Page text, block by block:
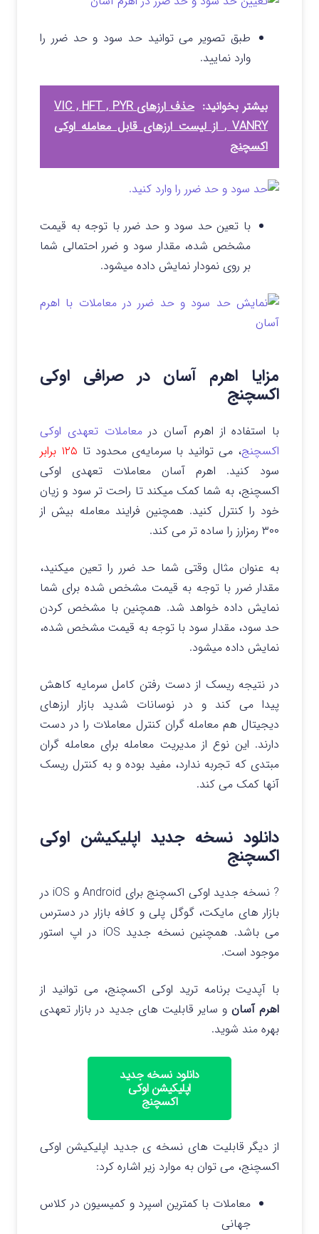
طبق تصویر می توانید حد سود و حد ضرر را
وارد نمایید.
بیشتر بخوانید:
حذف ارزهای VIC , HFT , PYR
, VANRY از لیست ارزهای قابل معامله اوکی
اکسچنج
با تعین حد سود و حد ضرر با توجه به قیمت
مشخص شده، مقدار سود و ضرر احتمالی شما
بر روی نمودار نمایش داده میشود.
مزایا اهرم آسان در صرافی اوکی
اکسچنج
با استفاده از اهرم آسان درمعاملات تعهدی اوکی
اکسچنج، می توانید با سرمایه‌ی محدود تا ۱۲۵ برابر
سود کنید. اهرم آسان معاملات تعهدی اوکی
اکسچنج، به شما کمک میکند تا راحت تر سود و زیان
خود را کنترل کنید. همچنین فرایند معامله بیش از
۳۰۰ رمزارز
را ساده تر می کند.
به عنوان مثال وقتی شما حد ضرر را تعین میکنید،
مقدار ضرر با توجه به قیمت مشخص شده برای شما
نمایش داده خواهد شد. همچنین با مشخص کردن
حد سود، مقدار سود با توجه به قیمت مشخص شده،
نمایش داده میشود.
در نتیجه ریسک از دست رفتن کامل سرمایه کاهش
پیدا می کند و در نوسانات شدید بازار ارزهای
دیجیتال هم معامله گران کنترل معاملات را در دست
دارند. این نوع از مدیریت معامله برای معامله گران
مبتدی که تجربه ندارد، مفید بوده و به کنترل ریسک
آنها کمک می کند.
دانلود نسخه جدید اپلیکیشن اوکی
اکسچنج
? نسخه جدید اوکی اکسچنج برای Android و iOS در
بازار های مایکت، گوگل پلی و کافه بازار در دسترس
می باشد. همچنین نسخه جدید iOS در اپ استور
موجود است.
با آپدیت برنامه ترید اوکی اکسچنج، می توانید از
اهرم آسان و سایر قابلیت های جدید در بازار تعهدی
بهره مند شوید.
دانلود نسخه جدید
اپلیکیشن اوکی
اکسچنج
از دیگر قابلیت های نسخه ی جدید اپلیکیشن اوکی
اکسچنج، می توان به موارد زیر اشاره کرد:
معاملات با کمترین اسپرد و کمیسیون در کلاس
جهانی